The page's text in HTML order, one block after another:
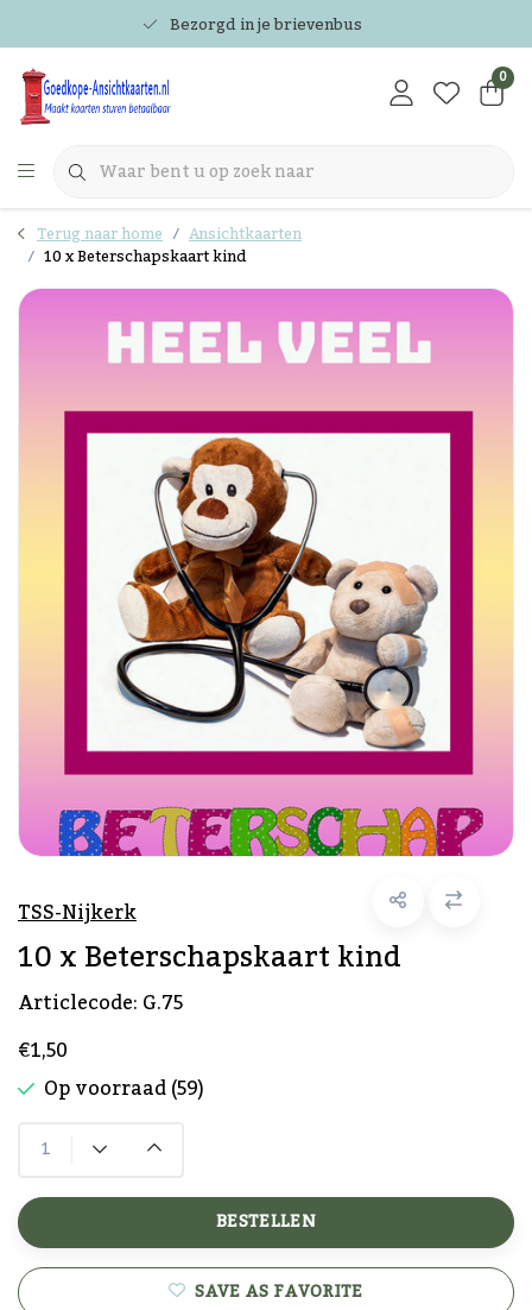
Bezorgd in je brievenbus
0
Terug naar home Ansichtkaarten
10 x Beterschapskaart kind
TSS-Nijkerk
10 x Beterschapskaart kind
Articlecode:G.75
€1,50
Op voorraad (59)
BESTELLEN
SAVE AS FAVORITE